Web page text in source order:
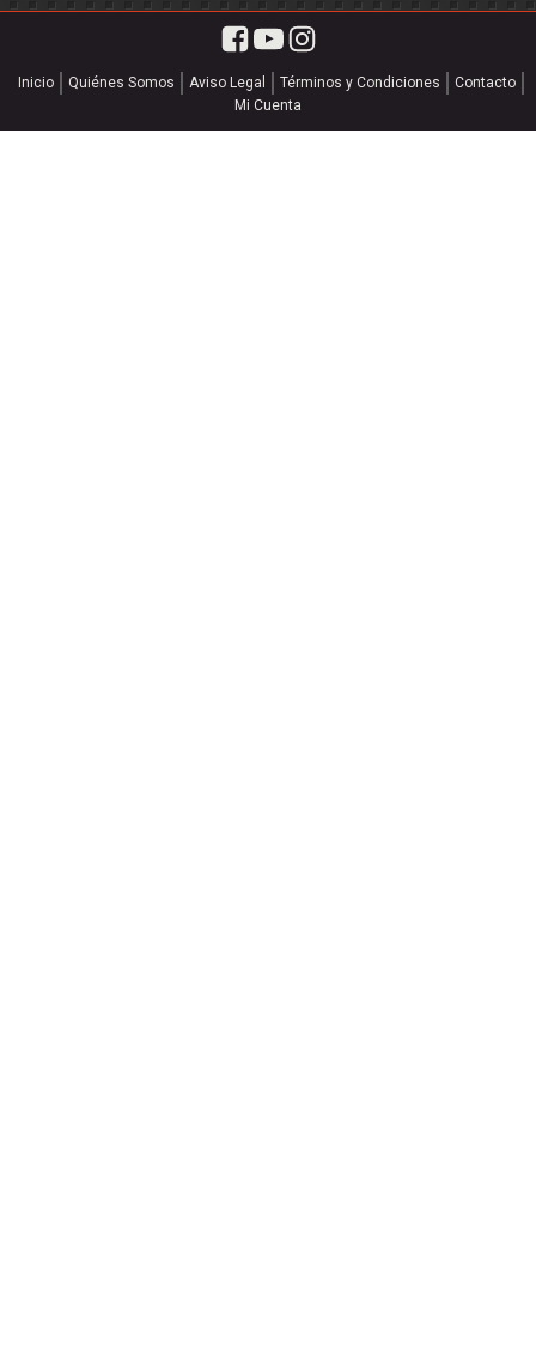
Inicio Quiénes Somos Aviso Legal Términos y Condiciones
Contacto
Mi Cuenta